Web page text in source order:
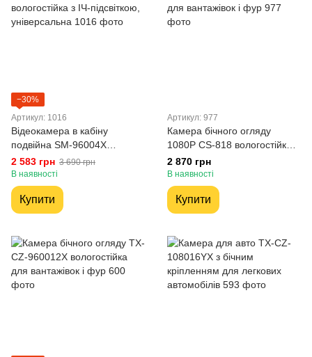
−30%
Артикул: 1016
Відеокамера в кабіну
подвійна SM-96004X
вологостійка з ІЧ-підсвіткою,
універсальна
2 583 грн 3 690 грн
В наявності
Купити
Артикул: 977
Камера бічного огляду
1080P CS-818 вологостійка
для вантажівок і фур
2 870 грн
В наявності
Купити